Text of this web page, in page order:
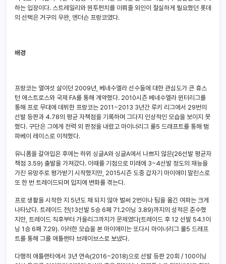
하는 입장이다. 스트레일리와 원투펀치를 이뤄줄 외인이 절실하게 필요했던 롯데
의 선택은 거구의 우완, 엔더슨 프랑코였다.
배경
프랑코는 열여섯 살이던 2009년, 베네수엘라 선수들에 대한 관심도가 큰 휴스
턴 애스트로스와 국제 FA를 통해 계약했다. 2010시즌 베네수엘라 윈터리그를
통해 프로 무대에 데뷔한 프랑코는 2011~2013 3년간 루키 리그에서 29번의
선발 등판과 4.78의 평균 자책점을 기록하며 그다지 인상적인 모습을 보이지 못
했다. 구단은 그에게 전력 외 판정을 내렸고 마이너리그 룰5 드래프트를 통해 탬
파베이 레이스로 이적했다.
유니폼을 갈아입은 후에는 하위 싱글A와 싱글A에서 나쁘지 않은(26선발 평균자
책점 3.59) 출발을 가져갔다. 이때를 기점으로 미래에 3~4선발 정도의 재능을
가진 유망주로 평가받기 시작했지만, 2015시즌 도중 갑자기 마이애미 말린스로
또 한 번 트레이드되며 입지에 변화를 겪는다.
프로 생활을 시작한 지 5년도 채 되지 않아 벌써 2번이나 팀을 옮긴 여파는 크게
나타났다. 트레이드 전(13선발 5승 6패 71.2이닝 3.89)까지의 성적은 준수했
지만, 트레이드 직후부터 가을리그까지가 문제였다(트레이드 후 12 선발 54.1이
닝 1승 6패 7.29). 이러한 모습을 본 마이애미는 또다시 마이너리그 룰5 드래프
트를 통해 그를 애틀랜타 브레이브스로 보냈다.
다행히 애틀랜타에서 3년 연속(2016~2018)으로 선발 등판 20회 / 100이닝